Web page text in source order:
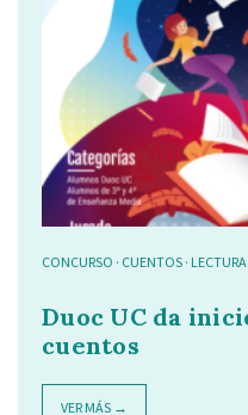
CONCURSO · CUENTOS · LECTURA
Duoc UC da
cuentos
VER MÁS →